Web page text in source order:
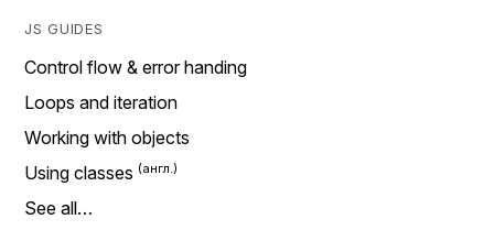
JS GUIDES
Control flow & error handing
Loops and iteration
Working with objects
Using classes
See all…